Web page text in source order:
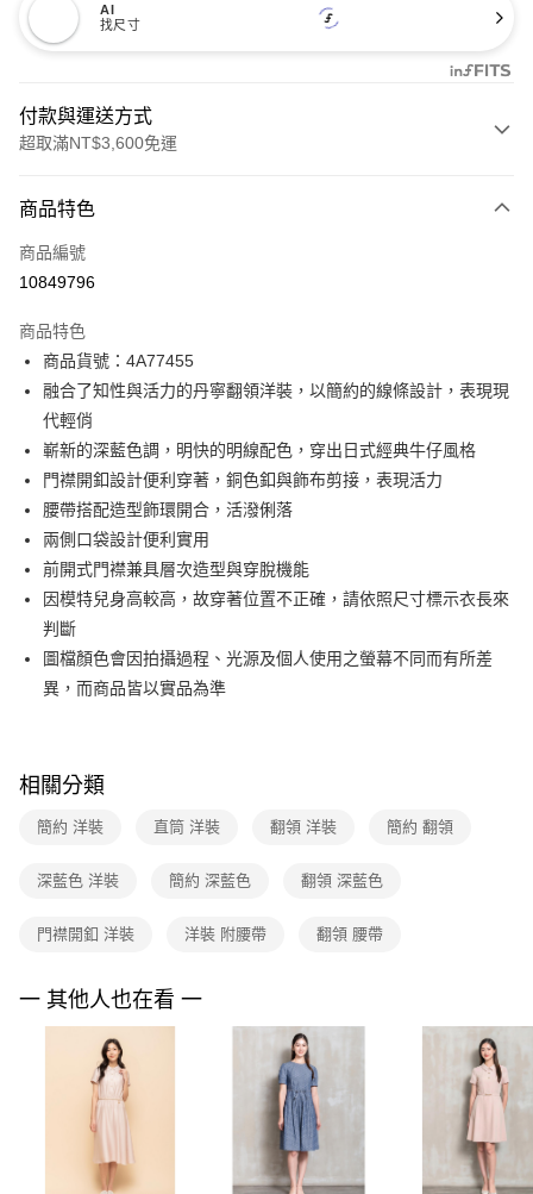
AI
找尺寸
付款與運送方式
超取滿NT$3,600免運
信用卡一次付款
信用卡分期付款
合作金庫商業銀行
華南商業銀行
上海商業儲蓄銀行
台北富邦商業銀行
國泰世華商業銀行
臺灣中小企業銀行
台中商業銀行
匯豐（台灣）商業銀行
華泰商業銀行
聯邦商業銀行
遠東國際商業銀行
元大商業銀行
永豐商業銀行
玉山商業銀行
台新國際商業銀行
中國信託商業銀行
台灣樂天信用卡公司
超商取貨付款
LINE Pay
Apple Pay
街口支付
【關於「AFTEE先享後付」】
AFTEE先享後付是「在收到商品之後才付款」的支付方式。 讓您購物簡單
便利好安心！
１．簡單：不需註冊會員、不需綁卡、不需儲值。
２．便利：只要手機號碼，簡訊認證，即可結帳。
３．安心：先確認商品／服務後，再付款。
結帳頁面，進行簡訊認證並確認金額後，即可完成結帳。
２．訂單成立數日內，您將收到繳費通知簡訊。
３．收到繳費通知簡訊後14天內，點擊此簡訊中的連結，可透過四大超商／
ATM／網路銀行／等多元方式進行付款，方視為交易完成。
購買商品的店家。未經商家同意取消之訂單仍視為有效，需透過AFTEE先享
※ 交易是否成功請以「AFTEE先享後付 」之結帳頁面顯示為準，若有關於
是否繳費成功／繳費後需取消欲退款等相關疑問，請聯繫「AFTEE先享後付
【注意事項】
１．透過由恩沛科技股份有限公司提供之「AFTEE先享後付」服務完成之交
易，需依本服務之必要範圍內提供個人資料，並將交易相關給付款項請求債
權轉讓予恩沛科技股份有限公司。
２．關於個人資料處理事宜，請瀏覽以下網址：
https://aftee.tw/terms/#terms3
３．未成年的使用者請事先徵得法定代理人或監護人之同意方可使用
「AFTEE先享後付」，若未經同意申辦者引起之損失，本公司不負相關責
ATM付款
運送方式
全家取貨付款
付款後全家FamilyMart取貨
每筆NT$90，滿NT$3,600(含以上)免運費
付款後7-11取貨
黑貓宅配
每筆NT$90，滿NT$3,600(含以上)免運費
離島宅配 (蘭嶼恕不配送)
每筆NT$200，滿NT$8,000(含以上)免運費
付款後門市自取
商品特色
商品編號
10849796
商品特色
商品貨號：4A77455
融合了知性與活力的丹寧翻領洋裝，以簡約的線條設計，表現現
代輕俏
嶄新的深藍色調，明快的明線配色，穿出日式經典牛仔風格
門襟開釦設計便利穿著，銅色釦與飾布剪接，表現活力
腰帶搭配造型飾環開合，活潑俐落
兩側口袋設計便利實用
前開式門襟兼具層次造型與穿脫機能
因模特兒身高較高，故穿著位置不正確，請依照尺寸標示衣長來
判斷
圖檔顏色會因拍攝過程、光源及個人使用之螢幕不同而有所差
異，而商品皆以實品為準
相關分類
簡約 洋裝 直筒 洋裝 翻領 洋裝 簡約 翻領
深藍色 洋裝 簡約 深藍色 翻領 深藍色
門襟開釦 洋裝 洋裝 附腰帶 翻領 腰帶
一 其他人也在看 一